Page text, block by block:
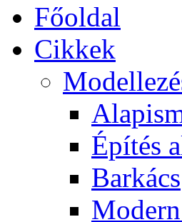
Főoldal
Cikkek
Építés
Barkács